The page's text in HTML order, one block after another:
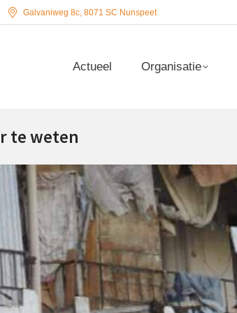
Galvaniweg 8c, 8071 SC Nunspeet
Actueel Organisatie
te weten
Actueel Organisatie